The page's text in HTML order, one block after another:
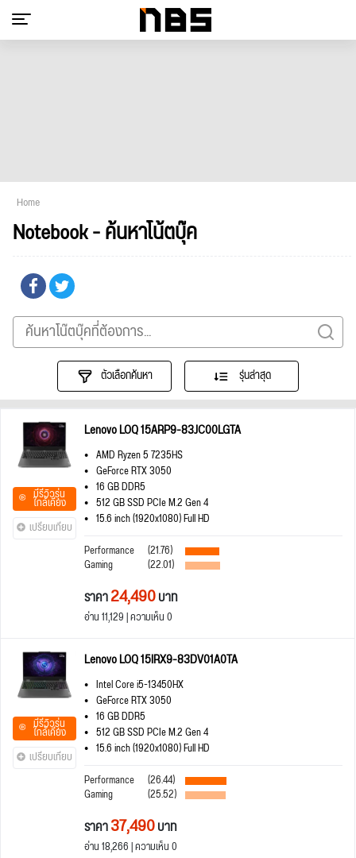
Home
Notebook - ค้นหาโน้ตบุ๊ค
ตัวเลือกค้นหา รุ่นล่าสุด
มีรีวิวรุ่น
ใกล้เคียง
เปรียบเทียบ
Lenovo LOQ 15ARP9-83JC00LGTA
AMD Ryzen 5 7235HS
GeForce RTX 3050
16 GB DDR5
512 GB SSD PCIe M.2 Gen 4
15.6 inch (1920x1080) Full HD
Performance
(21.76)
Gaming (22.01)
ราคา24,490บาท
อ่าน 11,129 | ความเห็น 0
มีรีวิวรุ่น
ใกล้เคียง
เปรียบเทียบ
Lenovo LOQ 15IRX9-83DV01A0TA
Intel Core i5-13450HX
GeForce RTX 3050
16 GB DDR5
512 GB SSD PCIe M.2 Gen 4
15.6 inch (1920x1080) Full HD
Performance
(26.44)
Gaming (25.52)
ราคา37,490บาท
อ่าน 18,266 | ความเห็น 0